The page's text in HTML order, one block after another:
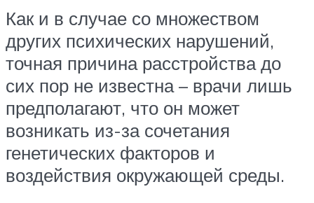
Как и в случае со множеством
других психических нарушений,
точная причина расстройства до
сих пор не известна – врачи лишь
предполагают, что он может
возникать из-за сочетания
генетических факторов и
воздействия окружающей среды.